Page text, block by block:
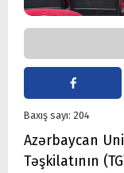
Baxış sayı: 204
Azərbaycan
Təşkilatının